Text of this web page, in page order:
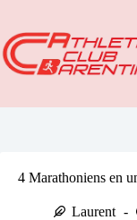
contenu
4 Marathoniens en
Laurent